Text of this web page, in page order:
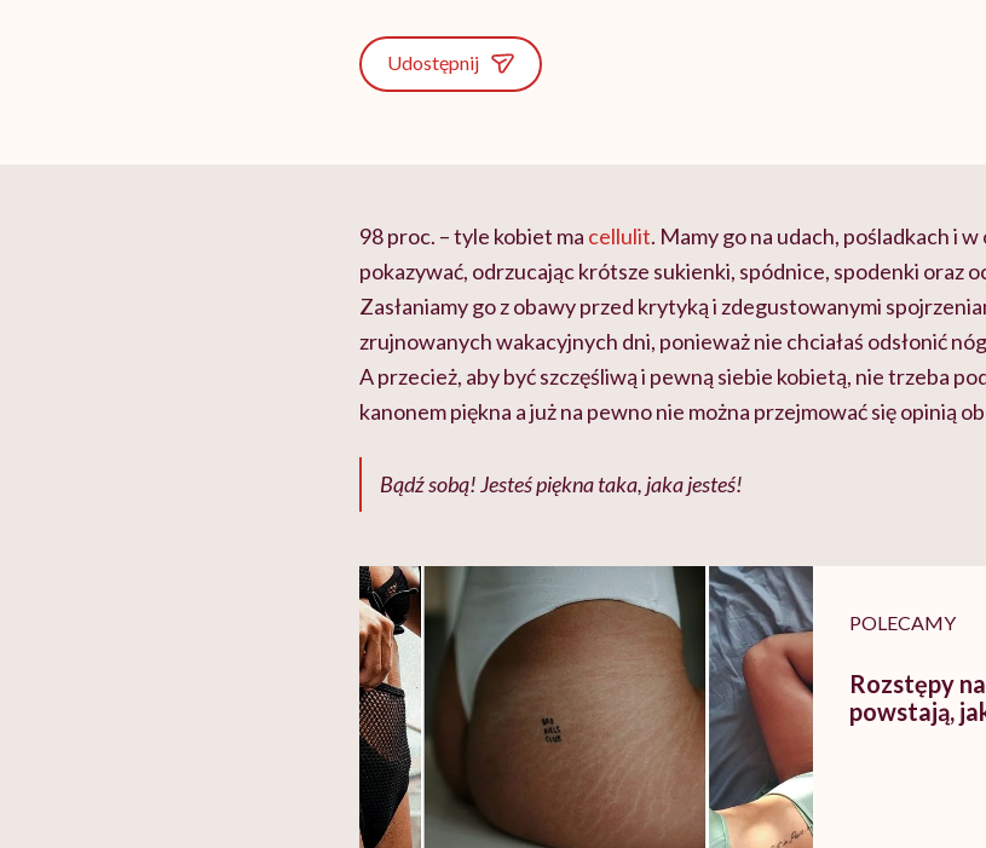
Udostępnij
98 proc. – tyle kobiet ma cellulit. Mamy go na udach, pośladkach i
pokazywać, odrzucając krótsze sukienki, spódnice, spodenki oraz
Zasłaniamy go z obawy przed krytyką i zdegustowanymi
zrujnowanych wakacyjnych dni, ponieważ nie chciałaś odsłonić
A przecież, abybyć szczęśliwą i pewną siebie kobietą, nie trzeba
kanonem piękna a już na pewno nie można przejmować się opinią
Bądź sobą! Jesteś piękna taka, jaka jesteś!
POLECAMY
Rozstępy
powstają,